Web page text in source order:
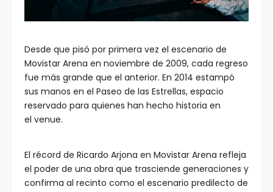
Desde que pisó por primera vez el escenario de
Movistar Arena en noviembre de 2009, cada regreso
fue más grande que el anterior. En 2014 estampó
sus manos en el Paseo de las Estrellas, espacio
reservado para quienes han hecho historia en
el venue.
El récord de Ricardo Arjona en Movistar Arena refleja
el poder de una obra que trasciende generaciones y
confirma al recinto como el escenario predilecto de